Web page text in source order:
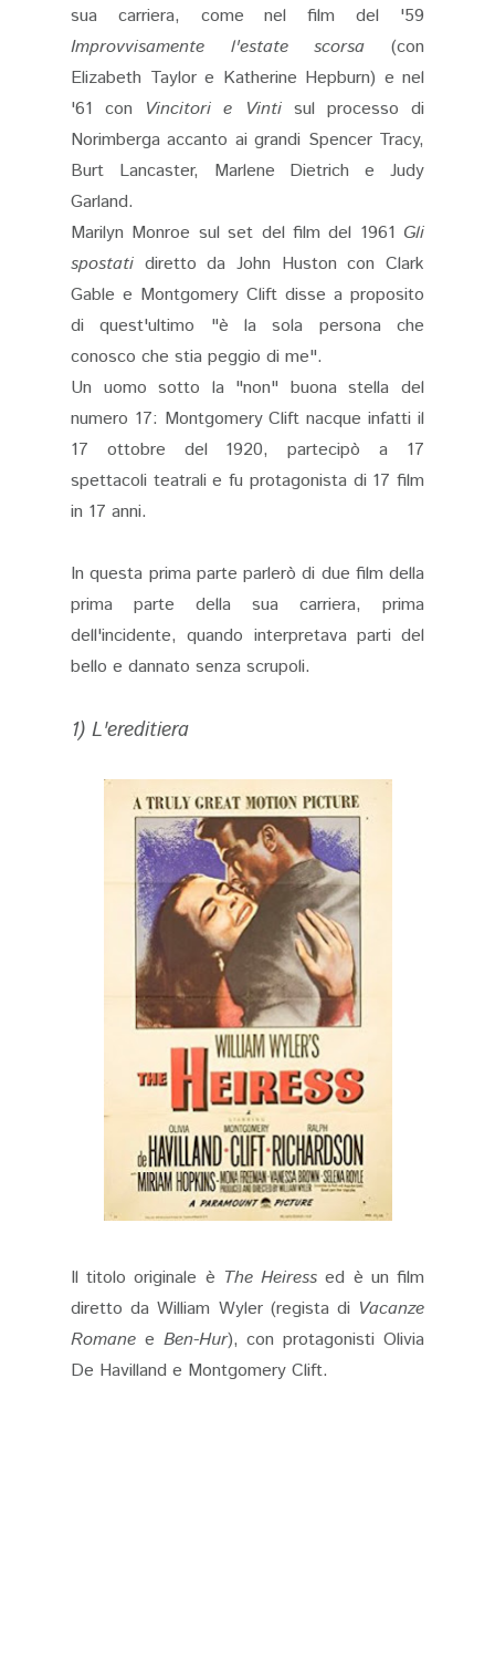
sua carriera, come nel film del '59
Improvvisamente l'estate scorsa (con
Elizabeth Taylor e Katherine Hepburn) e nel
'61 con Vincitori e Vintisul processo di
Norimberga accanto ai grandi Spencer Tracy,
Burt Lancaster, Marlene Dietrich e Judy
Garland.
Marilyn Monroe sul set del film del 1961 Gli
spostati diretto da John Huston con Clark
Gable e Montgomery Clift disse a proposito
di quest'ultimo "è la sola persona che
conosco che stia peggio di me".
Un uomo sotto la "non" buona stella del
numero 17: Montgomery Clift nacque infatti il
17 ottobre del 1920, partecipò a 17
spettacoli teatrali e fu protagonista di 17 film
in 17 anni.
In questa prima parte parlerò di due film della
prima parte della sua carriera, prima
dell'incidente, quando interpretava parti del
bello e dannato senza scrupoli.
1) L'ereditiera
Il titolo originale è The Heiressed è un film
diretto da William Wyler (regista di Vacanze
Romane e Ben-Hur), con protagonisti Olivia
De Havilland e Montgomery Clift.